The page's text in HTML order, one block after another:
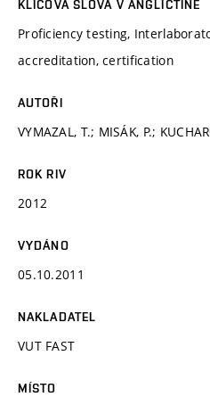
KLÍČOVÁ SLOVA V ANGLIČTINĚ
Proficiency testing,
accreditation, certification
AUTOŘI
VYMAZAL, T.; MISÁK, P.;
ROK RIV
2012
VYDÁNO
05.10.2011
NAKLADATEL
VUT FAST
MÍSTO